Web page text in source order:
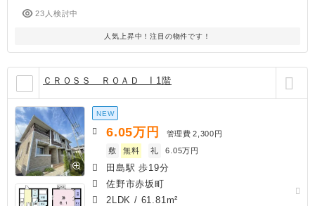
23人検討中
人気上昇中！注目の物件です！
ＣＲＯＳＳ ＲＯＡＤ I 1階
NEW
6.05万円 管理費 2,300円
敷
無料 礼 6.05万円
田島駅 歩19分
佐野市赤坂町
2LDK / 61.81m²